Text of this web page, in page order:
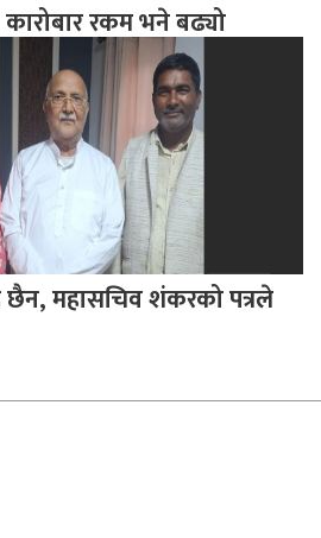
रकम भने बढ्यो
महासचिव शंकरको पत्रले